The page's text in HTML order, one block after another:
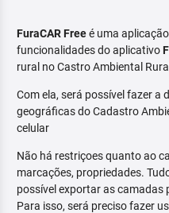
FuraCAR Freeé uma
funcionalidades do aplicativo
rural no Castro Ambiental
Com ela, será possível fazer a
geográficas do Cadastro
celular
Não há restriçoes quanto ao
marcações, propriedades.
possível exportar as camadas
Para isso, será preciso fazer